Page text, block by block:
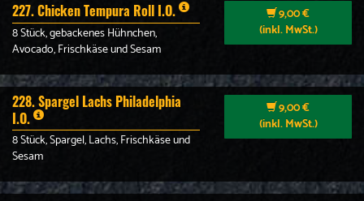
227. Chicken Tempura Roll I.O.
8 Stück, gebackenes Hühnchen,
Avocado, Frischkäse und Sesam
9,00 €
(inkl. MwSt.)
228. Spargel Lachs Philadelphia
I.O.
8 Stück, Spargel, Lachs, Frischkäse und
Sesam
9,00 €
(inkl. MwSt.)